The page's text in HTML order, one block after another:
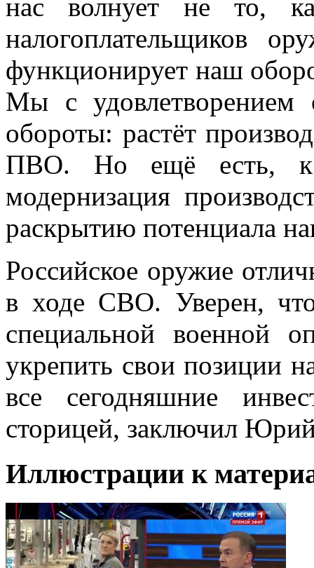
нас волнует не то,
налогоплательщиков
функционирует наш
Мы с удовлетворением
обороты: растёт
ПВО. Но ещё есть, к
модернизация
раскрытию потенциала
Российское оружие
в ходе СВО. Уверен,
специальной военной
укрепить свои позиции
все сегодняшние
сторицей, заключил
Иллюстрации к